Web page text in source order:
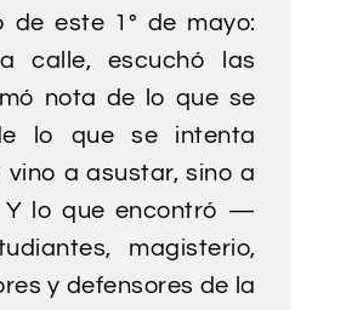
de este 1° de mayo:
calle, escuchó las
nota de lo que se
lo que se intenta
vino a asustar, sino a
Y lo que encontró —
magisterio,
y defensores de la